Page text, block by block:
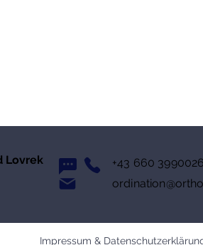
Lovrek
+43 660 3990026
Impressum &